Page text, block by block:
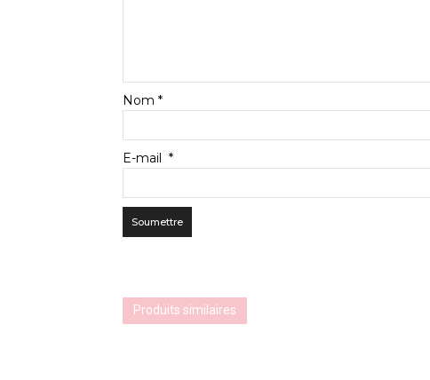
Nom *
E-mail *
Produits similaires